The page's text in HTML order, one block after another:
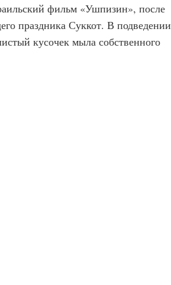
фильм «Ушпизин», после
праздника Суккот. В подведении
кусочек мыла собственного